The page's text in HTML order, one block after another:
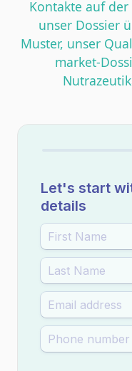
Kontakte auf
unser Dossier
Muster, unser
market-